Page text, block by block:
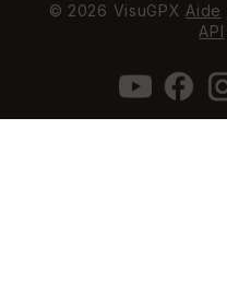
© 2026 VisuGPX Aide
API